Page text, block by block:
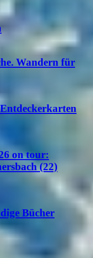
Wandern für
on tour:
(22)
Bücher